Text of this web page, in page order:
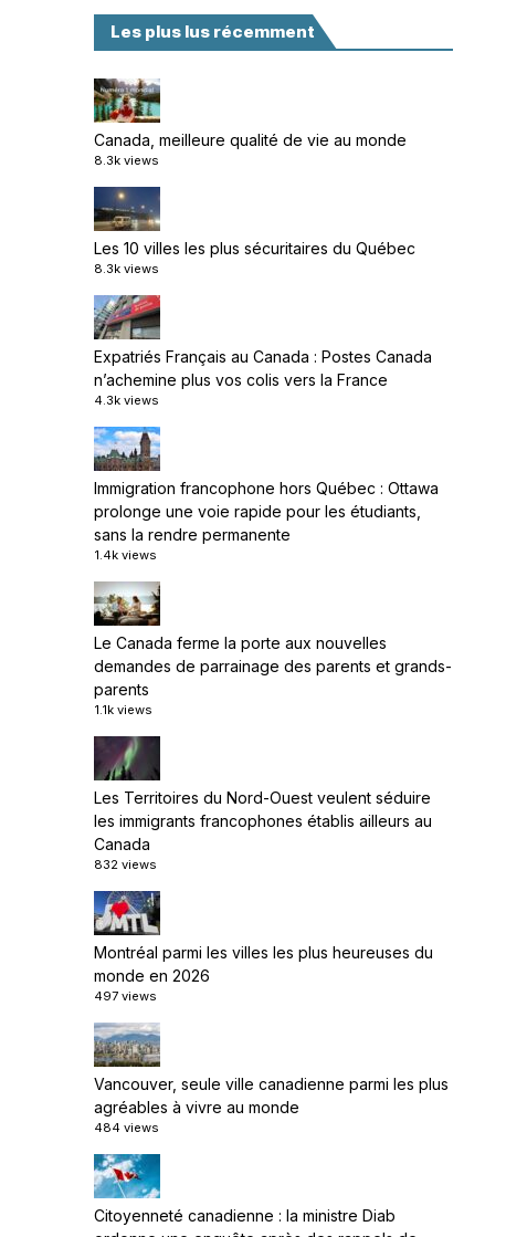
Les plus lus récemment
Canada, meilleure qualité de vie au monde
8.3k views
Les 10 villes les plus sécuritaires du Québec
8.3k views
Expatriés Français au Canada : Postes Canada
n’achemine plus vos colis vers la France
4.3k views
Immigration francophone hors Québec : Ottawa
prolonge une voie rapide pour les étudiants,
sans la rendre permanente
1.4k views
Le Canada ferme la porte aux nouvelles
demandes de parrainage des parents et grands-
parents
1.1k views
Les Territoires du Nord-Ouest veulent séduire
les immigrants francophones établis ailleurs au
Canada
832 views
Montréal parmi les villes les plus heureuses du
monde en 2026
497 views
Vancouver, seule ville canadienne parmi les plus
agréables à vivre au monde
484 views
Citoyenneté canadienne : la ministre Diab